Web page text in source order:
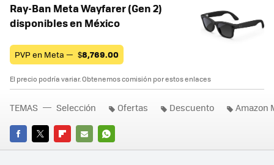
Ray-Ban Meta Wayfarer (Gen 2)
disponibles en México
PVP en Meta — $8,769.00
El precio podría variar. Obtenemos comisión por estos enlaces
FACEBOOK
TWITTERFLIPBOARD
E-
WHATSAPP
TEMAS Selección Ofertas Descuento Amazon